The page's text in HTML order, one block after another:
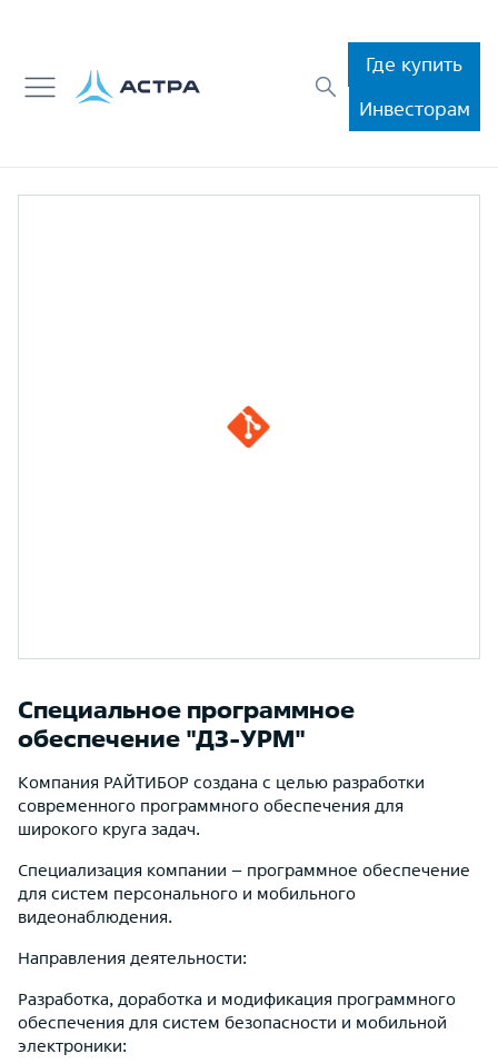
Где купить
Инвесторам
Специальное программное
обеспечение "ДЗ-УРМ"
Компания РАЙТИБОР создана с целью разработки
современного программного обеспечения для
широкого круга задач.
Специализация компании – программное обеспечение
для систем персонального и мобильного
видеонаблюдения.
Направления деятельности:
Разработка, доработка и модификация программного
обеспечения для систем безопасности и мобильной
электроники: